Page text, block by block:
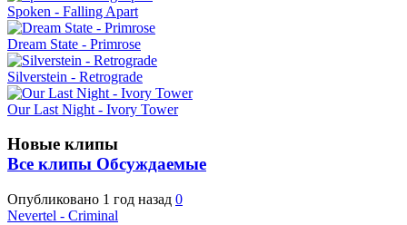
Spoken - Falling Apart
Dream State - Primrose
Silverstein - Retrograde
Our Last Night - Ivory Tower
Новые клипы
Все клипы Обсуждаемые
Опубликовано 1 год назад 0
Nevertel - Criminal